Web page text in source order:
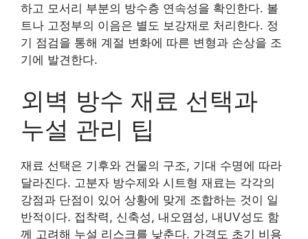
하고 모서리 부분의 방수층 연속성을 확인한다. 볼
트나 고정부의 이음은 별도 보강재로 처리한다. 정
기 점검을 통해 계절 변화에 따른 변형과 손상을 조
기에 발견한다.
외벽 방수 재료 선택과
누설 관리 팁
재료 선택은 기후와 건물의 구조, 기대 수명에 따라
달라진다. 고분자 방수제와 시트형 재료는 각각의
강점과 단점이 있어 상황에 맞게 조합하는 것이 일
반적이다. 접착력, 신축성, 내오염성, 내UV성도 함
께 고려해 누설 리스크를 낮춘다. 가격도 초기 비용